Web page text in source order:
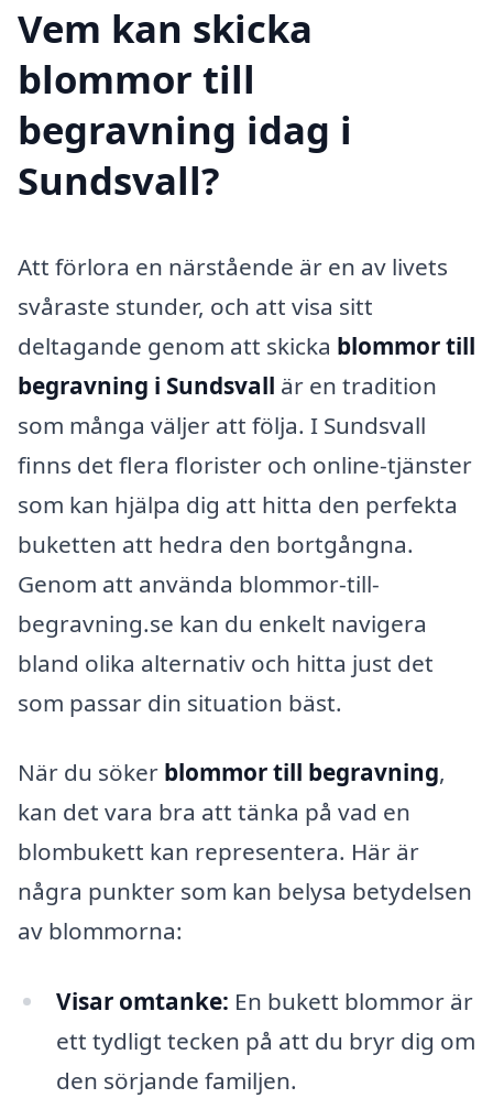
Vem kan skicka
blommor till
begravning idag i
Sundsvall?
Att förlora en närstående är en av livets
svåraste stunder, och att visa sitt
deltagande genom att skicka blommor till
begravning i Sundsvall är en tradition
som många väljer att följa. I Sundsvall
finns det flera florister och online-tjänster
som kan hjälpa dig att hitta den perfekta
buketten att hedra den bortgångna.
Genom att använda blommor-till-
begravning.se kan du enkelt navigera
bland olika alternativ och hitta just det
som passar din situation bäst.
När du söker blommor till begravning,
kan det vara bra att tänka på vad en
blombukett kan representera. Här är
några punkter som kan belysa betydelsen
av blommorna:
Visar omtanke: En bukett blommor är
ett tydligt tecken på att du bryr dig om
den sörjande familjen.